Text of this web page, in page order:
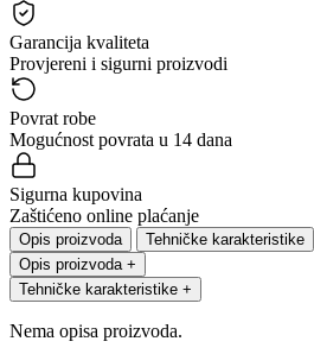
Garancija kvaliteta
Provjereni i sigurni proizvodi
Povrat robe
Mogućnost povrata u 14 dana
Sigurna kupovina
Zaštićeno online plaćanje
Opis proizvoda
Tehničke karakteristike
Opis proizvoda +
Tehničke karakteristike +
Nema opisa proizvoda.